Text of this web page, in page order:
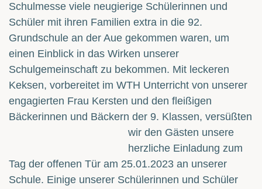
Schulmesse viele neugierige Schülerinnen und
Schüler mit ihren Familien extra in die 92.
Grundschule an der Aue gekommen waren, um
einen Einblick in das Wirken unserer
Schulgemeinschaft zu bekommen. Mit leckeren
Keksen, vorbereitet im WTH Unterricht von unserer
engagierten Frau Kersten und den fleißigen
Bäckerinnen und Bäckern der 9. Klassen, versüßten
wir den Gästen unsere
herzliche Einladung zum
Tag der offenen Tür am 25.01.2023 an unserer
Schule. Einige unserer Schülerinnen und Schüler